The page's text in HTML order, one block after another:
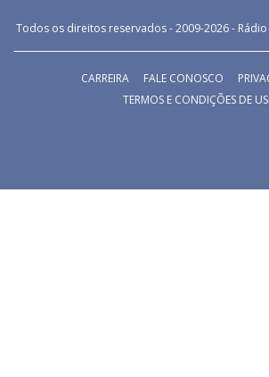
Todos os direitos reservados - 2009-2026- Rádio
CARREIRA FALE CONOSCO
TERMOS E CONDIÇÕES DE